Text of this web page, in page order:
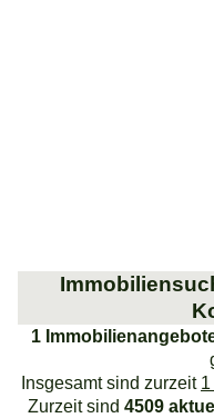
1
Insgesamt sind zurzeit
Zurzeit sind 4509